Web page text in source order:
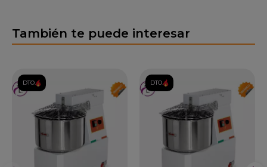
También te puede interesar
DTO. DTO.